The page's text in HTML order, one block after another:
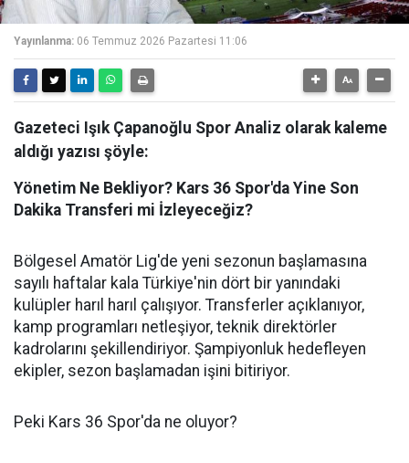
Yayınlanma: 06 Temmuz 2026 Pazartesi 11:06
Gazeteci Işık Çapanoğlu Spor Analiz olarak kaleme
aldığı yazısı şöyle:
Yönetim Ne Bekliyor? Kars 36 Spor'da Yine Son
Dakika Transferi mi İzleyeceğiz?
Bölgesel Amatör Lig'de yeni sezonun başlamasına
sayılı haftalar kala Türkiye'nin dört bir yanındaki
kulüpler harıl harıl çalışıyor. Transferler açıklanıyor,
kamp programları netleşiyor, teknik direktörler
kadrolarını şekillendiriyor. Şampiyonluk hedefleyen
ekipler, sezon başlamadan işini bitiriyor.
Peki Kars 36 Spor'da ne oluyor?